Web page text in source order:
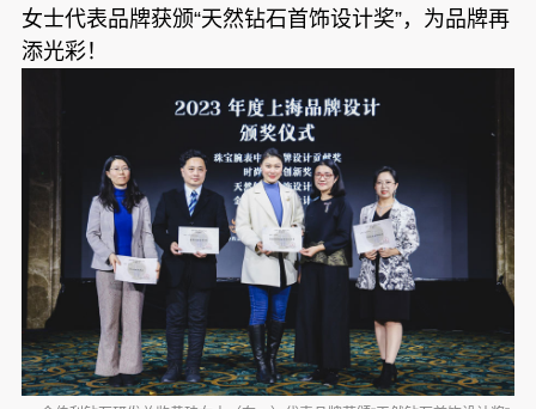
女士代表品牌获颁“天然钻石首饰设计奖”，为品牌再
添光彩！